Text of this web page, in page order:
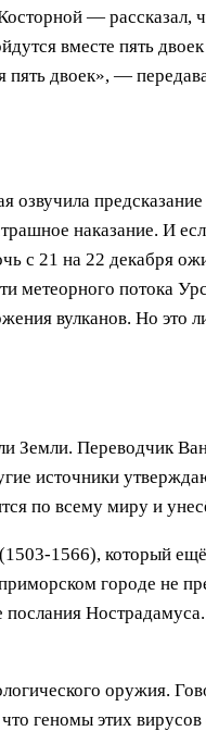
— рассказал,
вместе пять
двоек», —
наказание. И
с 21 на 22 декабря
метеорного потока
вулканов. Но это
Земли. Переводчик
источники
по всему миру и
1566), который
городе не
оружия.
геномы этих